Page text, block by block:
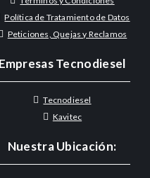
Política de Tratamiento de Datos
Peticiones, Quejas y Reclamos
Empresas Tecnodiesel
Tecnodiesel
Kavitec
Nuestra Ubicación: